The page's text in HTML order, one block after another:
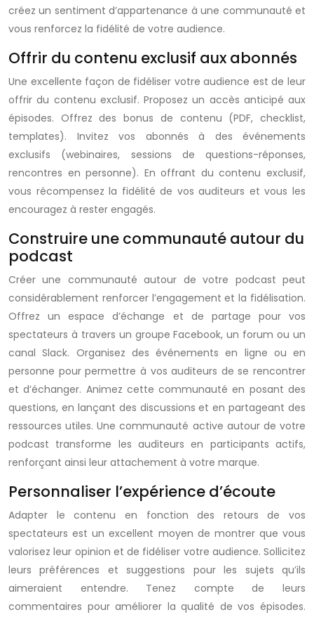
créez un sentiment d’appartenance à une communauté et
vous renforcez la fidélité de votre audience.
Offrir du contenu exclusif aux abonnés
Une excellente façon de fidéliser votre audience est de leur
offrir du contenu exclusif. Proposez un accès anticipé aux
épisodes. Offrez des bonus de contenu (PDF, checklist,
templates). Invitez vos abonnés à des événements
exclusifs (webinaires, sessions de questions-réponses,
rencontres en personne). En offrant du contenu exclusif,
vous récompensez la fidélité de vos auditeurs et vous les
encouragez à rester engagés.
Construire une communauté autour du
podcast
Créer une communauté autour de votre podcast peut
considérablement renforcer l’engagement et la fidélisation.
Offrez un espace d’échange et de partage pour vos
spectateurs à travers un groupe Facebook, un forum ou un
canal Slack. Organisez des événements en ligne ou en
personne pour permettre à vos auditeurs de se rencontrer
et d’échanger. Animez cette communauté en posant des
questions, en lançant des discussions et en partageant des
ressources utiles. Une communauté active autour de votre
podcast transforme les auditeurs en participants actifs,
renforçant ainsi leur attachement à votre marque.
Personnaliser l’expérience d’écoute
Adapter le contenu en fonction des retours de vos
spectateurs est un excellent moyen de montrer que vous
valorisez leur opinion et de fidéliser votre audience. Sollicitez
leurs préférences et suggestions pour les sujets qu’ils
aimeraient entendre. Tenez compte de leurs
commentaires pour améliorer la qualité de vos épisodes.